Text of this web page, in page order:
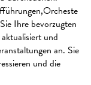
Ihre bevorzugten
und
an. Sie
und die